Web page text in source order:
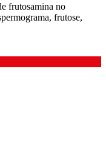
frutosamina no
frutose,